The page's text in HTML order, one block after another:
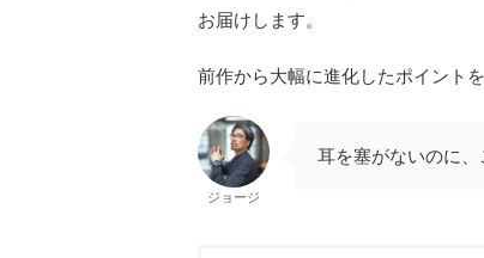
お届けします。
前作から大幅に進化したポイント
ジョージ
耳を塞がないのに、